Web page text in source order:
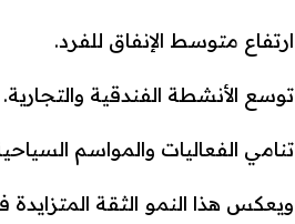
ارتفاع متوسط الإنفاق للفرد.
توسع الأنشطة الفندقية والتجارية.
تنامي الفعاليات والمواسم
ويعكس هذا النمو الثقة المتزايدة